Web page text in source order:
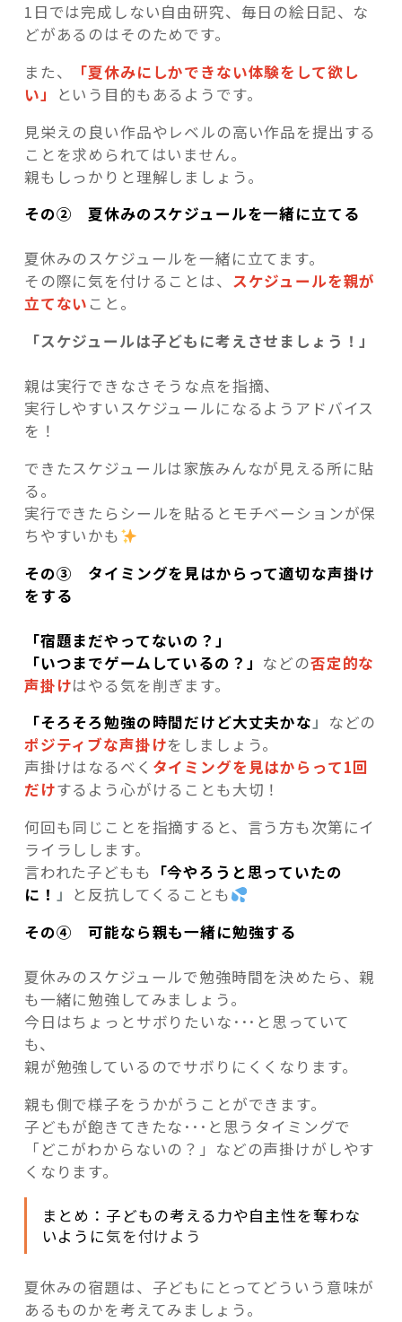
1日では完成しない自由研究、毎日の絵日記、な
どがあるのはそのためです。
また、
「夏休みにしかできない体験をして欲し
い」
という目的もあるようです。
見栄えの良い作品やレベルの高い作品を提出する
ことを求められてはいません。
親もしっかりと理解しましょう。
その② 夏休みのスケジュールを一緒に立てる
夏休みのスケジュールを一緒に立てます。
その際に気を付けることは、 スケジュールを親が
立てない こと。
「スケジュールは子どもに考えさせましょう！」
親は実行できなさそうな点を指摘、
実行しやすいスケジュールになるようアドバイス
を！
できたスケジュールは家族みんなが見える所に貼
る。
実行できたらシールを貼るとモチベーションが保
ちやすいかも
その③ タイミングを見はからって適切な声掛け
をする
「宿題まだやってないの？」
「いつまでゲームしているの？」 などの否定的な
声掛けはやる気を削ぎます。
「そろそろ勉強の時間だけど大丈夫かな」 などの
ポジティブな声掛けをしましょう。
声掛けはなるべく タイミングを見はからって1回
だけするよう心がけることも大切！
何回も同じことを指摘すると、言う方も次第にイ
ライラしします。
言われた子どもも 「今やろうと思っていたの
に！ 」 と反抗してくることも
その④ 可能なら親も一緒に勉強する
夏休みのスケジュールで勉強時間を決めたら、親
も一緒に勉強してみましょう。
今日はちょっとサボりたいな･･･と思っていて
も、
親が勉強しているのでサボりにくくなります。
親も側で様子をうかがうことができます。
子どもが飽きてきたな･･･と思うタイミングで
「どこがわからないの？」などの声掛けがしやす
くなります。
まとめ：子どもの考える力や自主性を奪わな
いように気を付けよう
夏休みの宿題は、子どもにとってどういう意味が
あるものかを考えてみましょう。